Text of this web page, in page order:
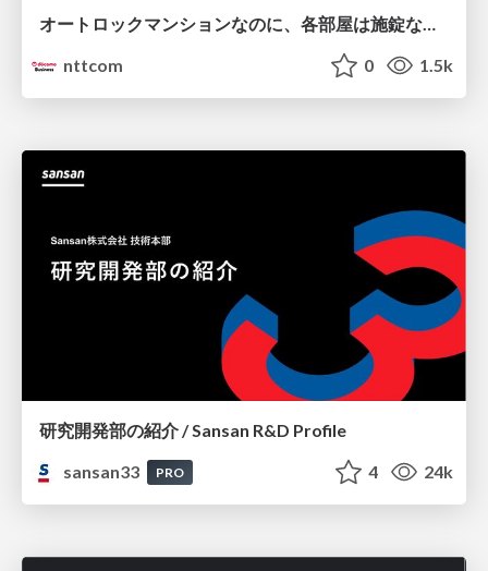
オートロックマンションなのに、各部屋は施錠なし！？ 攻撃者が組織内ネットワークで大暴れする理由 / The Front Door Is Locked, but the Rooms Are Wide Open: Why Attackers Move Freely Inside Enterprise Networks
nttcom
0 1.5k
研究開発部の紹介 / Sansan R&D Profile
sansan33
PRO 4 24k